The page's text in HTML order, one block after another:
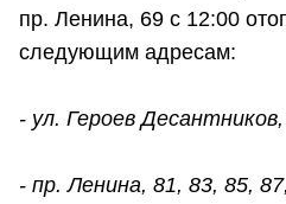
пр. Ленина, 69 с 12:00
следующим адресам:
- ул. Героев
- пр. Ленина, 81, 83, 85,